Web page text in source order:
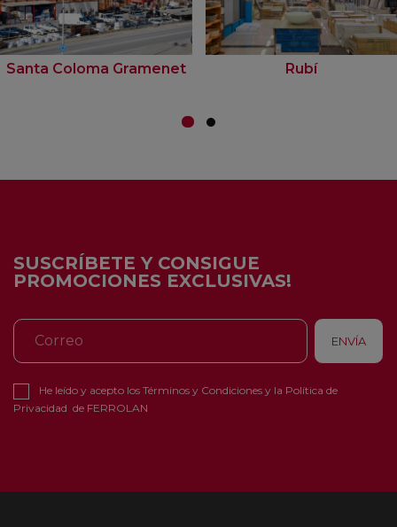
Santa Coloma Gramenet Rubí
SUSCRÍBETE Y CONSIGUE
PROMOCIONES EXCLUSIVAS!
He leído y acepto los Términos y Condiciones y la Política de
Privacidad de FERROLAN